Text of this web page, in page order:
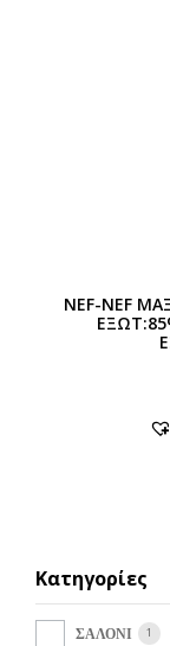
NEF-NEF
Κατηγορίες
ΣΑΛΟΝΙ 1